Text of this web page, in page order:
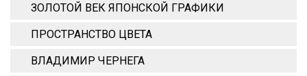
ЗОЛОТОЙ ВЕК ЯПОНСКОЙ ГРАФИКИ
ПРОСТРАНСТВО ЦВЕТА
ВЛАДИМИР ЧЕРНЕГА